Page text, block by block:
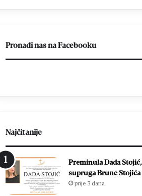
Pronađi nas na Facebooku
Najčitanije
Preminula Dada Stojić,
supruga Brune Stojića
prije 3 dana